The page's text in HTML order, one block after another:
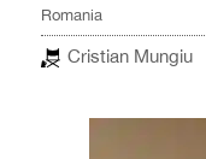
Romania
Cristian Mungiu